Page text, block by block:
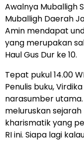
Awalnya Muballigh
Muballigh Daerah
Amin mendapat
yang merupakan
Haul Gus Dur ke 10.
Tepat pukul 14.00
Penulis buku,
narasumber
meluruskan
kharismatik yang
RI ini. Siapa lagi